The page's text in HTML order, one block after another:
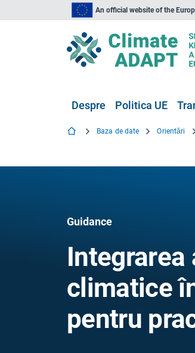
An official website of the
Despre Politica UE
Baza de date Orientări
Guidance
climatice
pentru